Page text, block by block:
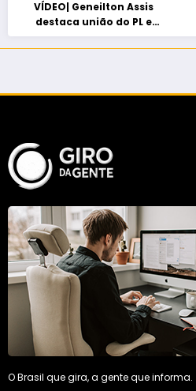
VÍDEO| Geneilton Assis
destaca união do PL e
consolidação de apoio a
Maycon Tombini em Jataí
O Brasil que gira, a gente que informa.